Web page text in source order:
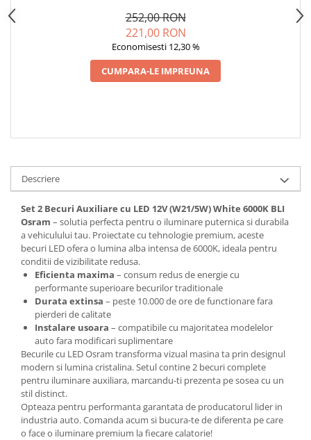
Spray Curatare Frane
Produse Intretinere si Detailing
Lubrifianti si Spray-uri de Curatare
Curatare si Detailing Interior
Articole Auto Sezoniere
Cabluri Pornire
Produse de Vara
Blog
252,00 RON
221,00 RON
Economisesti 12,30 %
CUMPARA-LE IMPREUNA
Descriere
Set 2 Becuri Auxiliare cu LED 12V (W21/5W) White 6000K BLI
Osram – solutia perfecta pentru o iluminare puternica si durabila
a vehiculului tau. Proiectate cu tehnologie premium, aceste
becuri LED ofera o lumina alba intensa de 6000K, ideala pentru
conditii de vizibilitate redusa.
Eficienta maxima – consum redus de energie cu
performante superioare becurilor traditionale
Durata extinsa – peste 10.000 de ore de functionare fara
pierderi de calitate
Instalare usoara – compatibile cu majoritatea modelelor
auto fara modificari suplimentare
Becurile cu LED Osram transforma vizual masina ta prin designul
modern si lumina cristalina. Setul contine 2 becuri complete
pentru iluminare auxiliara, marcandu-ti prezenta pe sosea cu un
stil distinct.
Opteaza pentru performanta garantata de producatorul lider in
industria auto. Comanda acum si bucura-te de diferenta pe care
o face o iluminare premium la fiecare calatorie!